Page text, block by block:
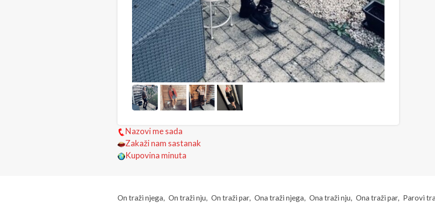
Nazovi me sada
Zakaži nam sastanak
Kupovina minuta
On traži njega On traži nju On traži par Ona traži njega Ona traži nju Ona traži par Parovi